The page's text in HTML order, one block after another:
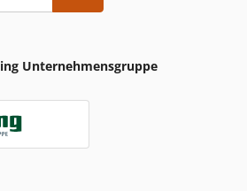
Unternehmensgruppe